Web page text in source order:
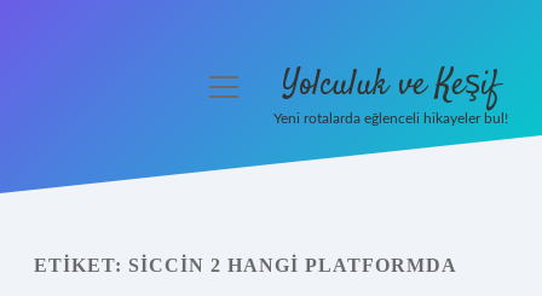
Yasal Uyarı
menüyü Yolculuk ve Keşif
Yeni rotalarda eğlenceli hikayeler bul!
ETIKET: SICCIN 2 HANGI PLATFORMDA